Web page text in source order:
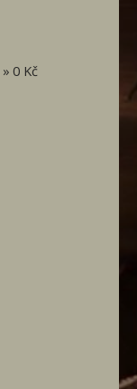
0 Kč